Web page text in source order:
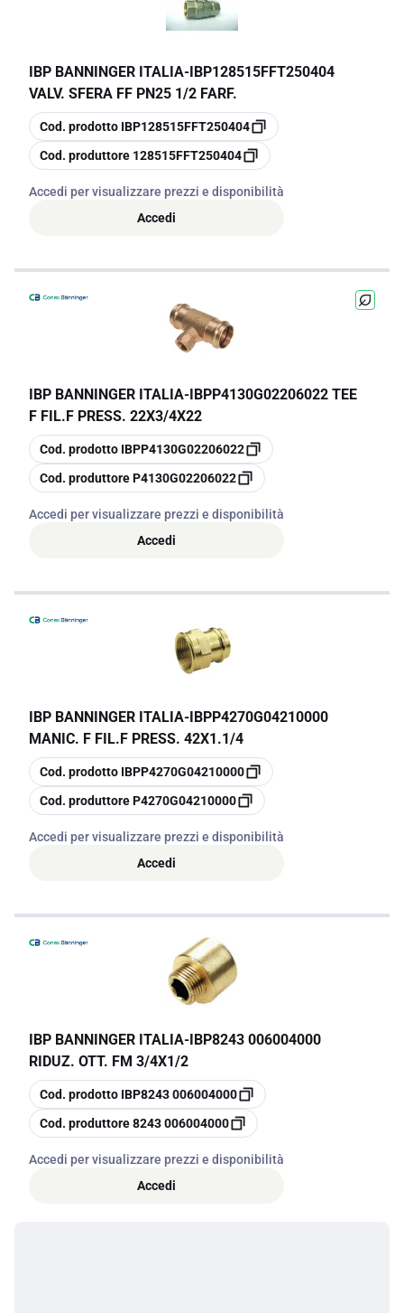
IBP BANNINGER ITALIA-IBP128515FFT250404
VALV. SFERA FF PN25 1/2 FARF.
copia
Cod. prodotto IBP128515FFT250404
copia
Cod. produttore 128515FFT250404
Accedi per visualizzare prezzi e disponibilità
Accedi
IBP BANNINGER ITALIA-IBPP4130G02206022 TEE
F FIL.F PRESS. 22X3/4X22
copia
Cod. prodotto IBPP4130G02206022
copia
Cod. produttoreP4130G02206022
Accedi per visualizzare prezzi e disponibilità
Accedi
IBP BANNINGER ITALIA-IBPP4270G04210000
MANIC. F FIL.F PRESS. 42X1.1/4
copia
Cod. prodotto IBPP4270G04210000
copia
Cod. produttoreP4270G04210000
Accedi per visualizzare prezzi e disponibilità
Accedi
IBP BANNINGER ITALIA-IBP8243 006004000
RIDUZ. OTT. FM 3/4X1/2
copia
Cod. prodotto IBP8243 006004000
copia
Cod. produttore8243 006004000
Accedi per visualizzare prezzi e disponibilità
Accedi